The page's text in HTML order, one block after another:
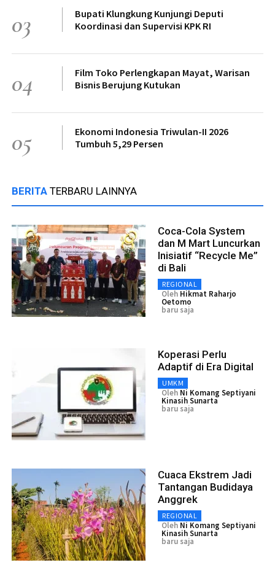
03
Bupati Klungkung Kunjungi Deputi
Koordinasi dan Supervisi KPK RI
04
Film Toko Perlengkapan Mayat, Warisan
Bisnis Berujung Kutukan
05
Ekonomi Indonesia Triwulan-II 2026
Tumbuh 5,29 Persen
BERITA TERBARU LAINNYA
Coca-Cola System
dan M Mart Luncurkan
Inisiatif “Recycle Me”
di Bali
REGIONAL
Oleh Hikmat Raharjo
Oetomo
baru saja
Koperasi Perlu
Adaptif di Era Digital
UMKM
Oleh Ni Komang Septiyani
Kinasih Sunarta
baru saja
Cuaca Ekstrem Jadi
Tantangan Budidaya
Anggrek
REGIONAL
Oleh Ni Komang Septiyani
Kinasih Sunarta
baru saja